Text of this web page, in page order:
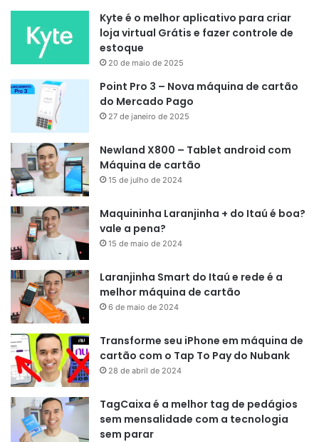
Kyte é o melhor aplicativo para criar
loja virtual Grátis e fazer controle de
estoque
20 de maio de 2025
Point Pro 3 – Nova máquina de cartão
do Mercado Pago
27 de janeiro de 2025
Newland X800 – Tablet android com
Máquina de cartão
15 de julho de 2024
Maquininha Laranjinha + do Itaú é boa?
vale a pena?
15 de maio de 2024
Laranjinha Smart do Itaú e rede é a
melhor máquina de cartão
6 de maio de 2024
Transforme seu iPhone em máquina de
cartão com o Tap To Pay do Nubank
28 de abril de 2024
TagCaixa é a melhor tag de pedágios
sem mensalidade com a tecnologia
sem parar